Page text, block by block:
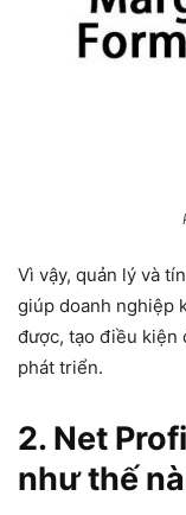
Vì vậy, quản lý và
giúp doanh nghiệp
được, tạo điều kiện
phát triển.
2. Net
như thế